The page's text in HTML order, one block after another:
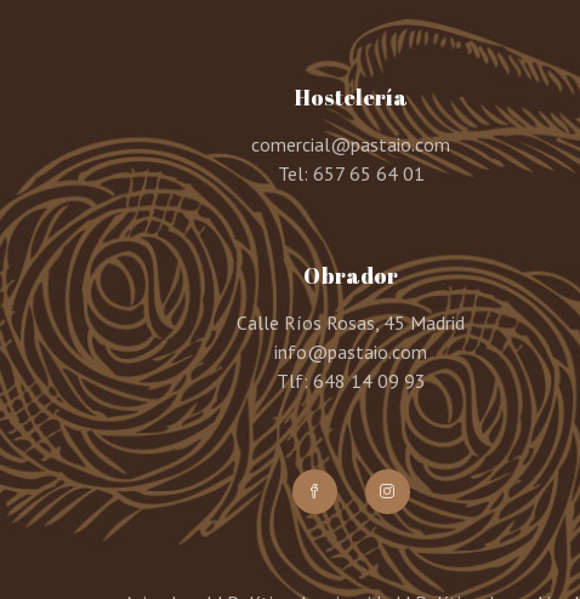
Hostelería
comercial@pastaio.com
Tel: 657 65 64 01
Obrador
Calle Ríos Rosas, 45 Madrid
info@pastaio.com
Tlf: 648 14 09 93